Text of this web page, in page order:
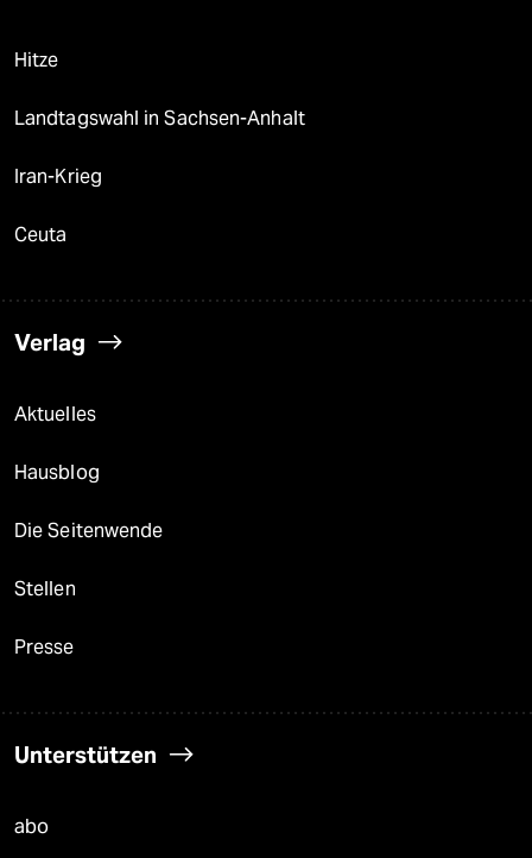
Hitze
Landtagswahl in Sachsen-Anhalt
Iran-Krieg
Ceuta
Verlag
Aktuelles
Hausblog
Die Seitenwende
Stellen
Presse
Unterstützen
abo